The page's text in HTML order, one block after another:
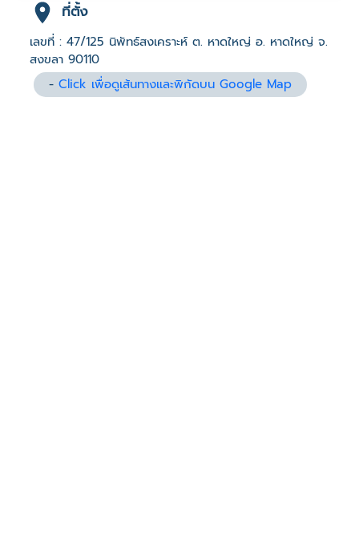
ที่ตั้ง
เลขที่ : 47/125 นิพัทธ์สงเคราะห์ ต. หาดใหญ่ อ. หาดใหญ่ จ.
สงขลา 90110
-Click เพื่อดูเส้นทางและพิกัดบน Google Map